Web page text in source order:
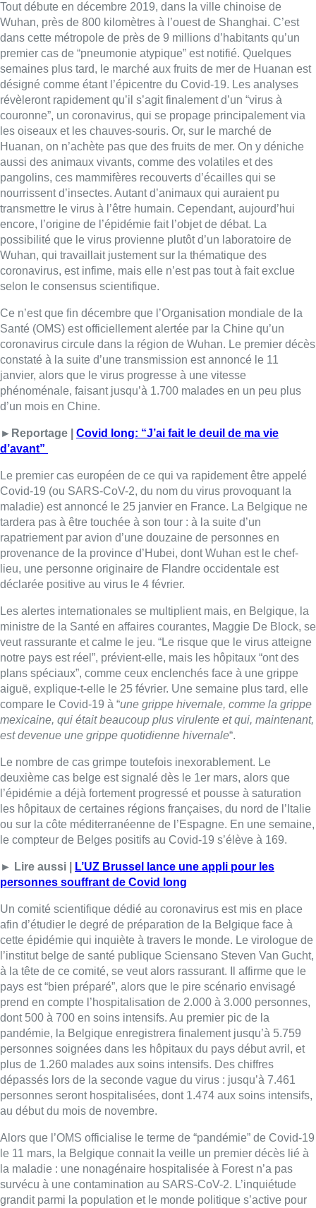
Tout débute en décembre 2019, dans la ville chinoise de
Wuhan, près de 800 kilomètres à l’ouest de Shanghai. C’est
dans cette métropole de près de 9 millions d’habitants qu’un
premier cas de “pneumonie atypique” est notifié. Quelques
semaines plus tard, le marché aux fruits de mer de Huanan est
désigné comme étant l’épicentre du Covid-19. Les analyses
révèleront rapidement qu’il s’agit finalement d’un “virus à
couronne”, un coronavirus, qui se propage principalement via
les oiseaux et les chauves-souris. Or, sur le marché de
Huanan, on n’achète pas que des fruits de mer. On y déniche
aussi des animaux vivants, comme des volatiles et des
pangolins, ces mammifères recouverts d’écailles qui se
nourrissent d’insectes. Autant d’animaux qui auraient pu
transmettre le virus à l’être humain. Cependant, aujourd’hui
encore, l’origine de l’épidémie fait l’objet de débat. La
possibilité que le virus provienne plutôt d’un laboratoire de
Wuhan, qui travaillait justement sur la thématique des
coronavirus, est infime, mais elle n’est pas tout à fait exclue
selon le consensus scientifique.
Ce n’est que fin décembre que l’Organisation mondiale de la
Santé (OMS) est officiellement alertée par la Chine qu’un
coronavirus circule dans la région de Wuhan. Le premier décès
constaté à la suite d’une transmission est annoncé le 11
janvier, alors que le virus progresse à une vitesse
phénoménale, faisant jusqu’à 1.700 malades en un peu plus
d’un mois en Chine.
►Reportage | Covid long: “J’ai fait le deuil de ma vie
d’avant”
Le premier cas européen de ce qui va rapidement être appelé
Covid-19 (ou SARS-CoV-2, du nom du virus provoquant la
maladie) est annoncé le 25 janvier en France. La Belgique ne
tardera pas à être touchée à son tour : à la suite d’un
rapatriement par avion d’une douzaine de personnes en
provenance de la province d’Hubei, dont Wuhan est le chef-
lieu, une personne originaire de Flandre occidentale est
déclarée positive au virus le 4 février.
Les alertes internationales se multiplient mais, en Belgique, la
ministre de la Santé en affaires courantes, Maggie De Block, se
veut rassurante et calme le jeu. “Le risque que le virus atteigne
notre pays est réel”, prévient-elle, mais les hôpitaux “ont des
plans spéciaux”, comme ceux enclenchés face à une grippe
aiguë, explique-t-elle le 25 février. Une semaine plus tard, elle
compare le Covid-19 à “une grippe hivernale, comme la grippe
mexicaine, qui était beaucoup plus virulente et qui, maintenant,
est devenue une grippe quotidienne hivernale“.
Le nombre de cas grimpe toutefois inexorablement. Le
deuxième cas belge est signalé dès le 1er mars, alors que
l’épidémie a déjà fortement progressé et pousse à saturation
les hôpitaux de certaines régions françaises, du nord de l’Italie
ou sur la côte méditerranéenne de l’Espagne. En une semaine,
le compteur de Belges positifs au Covid-19 s’élève à 169.
► Lire aussi |
L’UZ Brussel lance une appli pour les
personnes souffrant de Covid long
Un comité scientifique dédié au coronavirus est mis en place
afin d’étudier le degré de préparation de la Belgique face à
cette épidémie qui inquiète à travers le monde. Le virologue de
l’institut belge de santé publique Sciensano Steven Van Gucht,
à la tête de ce comité, se veut alors rassurant. Il affirme que le
pays est “bien préparé”, alors que le pire scénario envisagé
prend en compte l’hospitalisation de 2.000 à 3.000 personnes,
dont 500 à 700 en soins intensifs. Au premier pic de la
pandémie, la Belgique enregistrera finalement jusqu’à 5.759
personnes soignées dans les hôpitaux du pays début avril, et
plus de 1.260 malades aux soins intensifs. Des chiffres
dépassés lors de la seconde vague du virus : jusqu’à 7.461
personnes seront hospitalisées, dont 1.474 aux soins intensifs,
au début du mois de novembre.
Alors que l’OMS officialise le terme de “pandémie” de Covid-19
le 11 mars, la Belgique connait la veille un premier décès lié à
la maladie : une nonagénaire hospitalisée à Forest n’a pas
survécu à une contamination au SARS-CoV-2. L’inquiétude
grandit parmi la population et le monde politique s’active pour